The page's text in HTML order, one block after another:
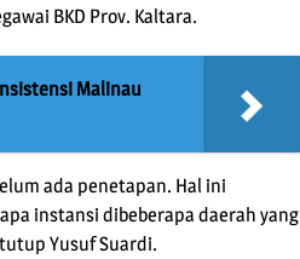
BKD Prov. Kaltara.
Malinau
ada penetapan. Hal ini
instansi dibeberapa daerah yang
Yusuf Suardi.